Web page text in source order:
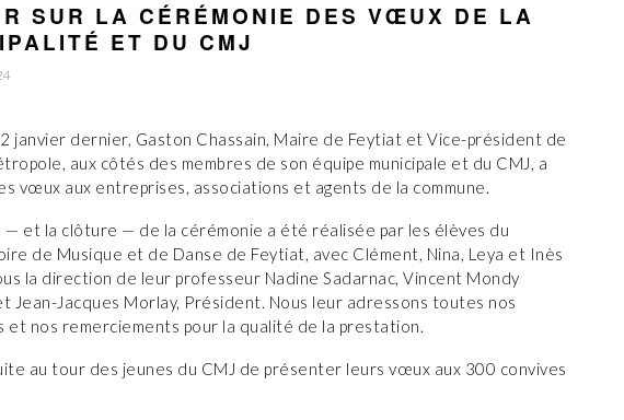
SUR LA CÉRÉMONIE DES VŒUX DE LA
ET DU CMJ
janvier dernier, Gaston Chassain, Maire de Feytiat et Vice-président de
aux côtés des membres de son équipe municipale et du CMJ, a
vœux aux entreprises, associations et agents de la commune.
— et la clôture — de la cérémonie a été réalisée par les élèves du
de Musique et de Danse de Feytiat, avec Clément, Nina, Leya et Inès
la direction de leur professeur Nadine Sadarnac, Vincent Mondy
Jean-Jacques Morlay, Président. Nous leur adressons toutes nos
et nos remerciements pour la qualité de la prestation.
au tour des jeunes du CMJ de présenter leurs vœux aux 300 convives